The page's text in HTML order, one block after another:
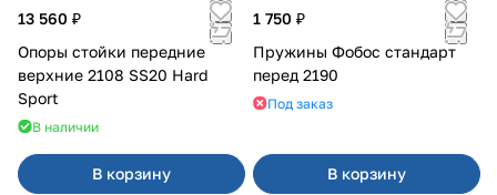
13 560 ₽
Опоры стойки передние
верхние 2108 SS20 Hard
Sport
В наличии
В корзину
1 750 ₽
Пружины Фобос стандарт
перед 2190
Под заказ
В корзину